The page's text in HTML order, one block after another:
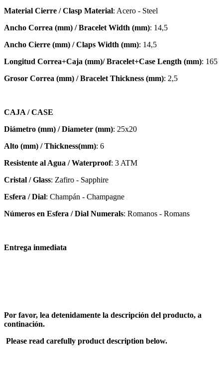
Material Cierre / Clasp Material: Acero - Steel
Ancho Correa (mm) / Bracelet Width (mm): 14,5
Ancho Cierre (mm) / Claps Width (mm): 14,5
Longitud Correa+Caja (mm)/ Bracelet+Case Length (mm): 165
Grosor Correa (mm) / Bracelet Thickness (mm): 2,5
CAJA / CASE
Diámetro (mm) / Diameter (mm): 25x20
Alto (mm) / Thickness(mm): 6
Resistente al Agua / Waterproof: 3 ATM
Cristal / Glass: Zafiro - Sapphire
Esfera / Dial: Champán - Champagne
Números en Esfera / Dial Numerals: Romanos - Romans
Entrega inmediata
Por favor, lea detenidamente la descripción del producto, a
continación.
Please read carefully product description below.